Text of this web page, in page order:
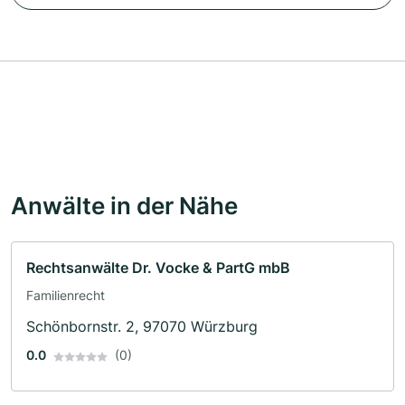
Anwälte in der Nähe
Rechtsanwälte Dr. Vocke & PartG mbB
Familienrecht
Schönbornstr. 2, 97070 Würzburg
0.0 (0)